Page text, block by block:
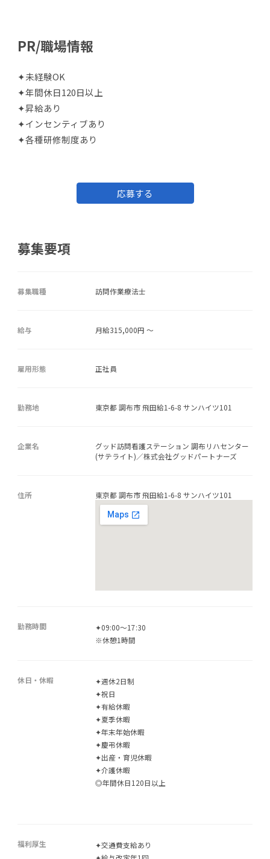
PR/職場情報
✦未経験OK
✦年間休日120日以上
✦昇給あり
✦インセンティブあり
✦各種研修制度あり
応募する
募集要項
募集職種 訪問作業療法士
給与 月給315,000円 ～
雇用形態 正社員
勤務地 東京都 調布市 飛田給1-6-8 サンハイツ101
企業名
グッド訪問看護ステーション 調布リハセンター
(サテライト)／株式会社グッドパートナーズ
住所 東京都 調布市 飛田給1-6-8 サンハイツ101
勤務時間
✦09:00～17:30
※休憩1時間
休日・休暇
✦週休2日制
✦祝日
✦有給休暇
✦夏季休暇
✦年末年始休暇
✦慶弔休暇
✦出産・育児休暇
✦介護休暇
◎年間休日120日以上
福利厚生
✦交通費支給あり